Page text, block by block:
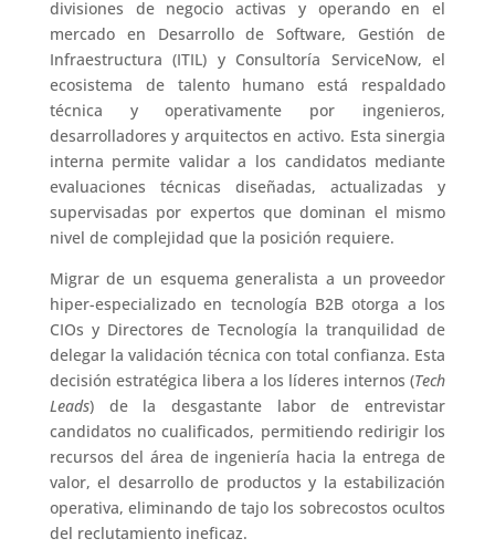
divisiones de negocio activas y operando en el
mercado en Desarrollo de Software, Gestión de
Infraestructura (ITIL) y Consultoría ServiceNow, el
ecosistema de talento humano está respaldado
técnica y operativamente por ingenieros,
desarrolladores y arquitectos en activo. Esta sinergia
interna permite validar a los candidatos mediante
evaluaciones técnicas diseñadas, actualizadas y
supervisadas por expertos que dominan el mismo
nivel de complejidad que la posición requiere.
Migrar de un esquema generalista a un proveedor
hiper-especializado en tecnología B2B otorga a los
CIOs y Directores de Tecnología la tranquilidad de
delegar la validación técnica con total confianza. Esta
decisión estratégica libera a los líderes internos (Tech
Leads) de la desgastante labor de entrevistar
candidatos no cualificados, permitiendo redirigir los
recursos del área de ingeniería hacia la entrega de
valor, el desarrollo de productos y la estabilización
operativa, eliminando de tajo los sobrecostos ocultos
del reclutamiento ineficaz.